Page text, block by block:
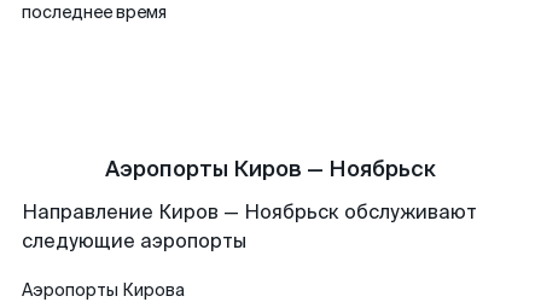
последнее время
Аэропорты Киров — Ноябрьск
Направление Киров — Ноябрьск обслуживают
следующие аэропорты
Аэропорты Кирова